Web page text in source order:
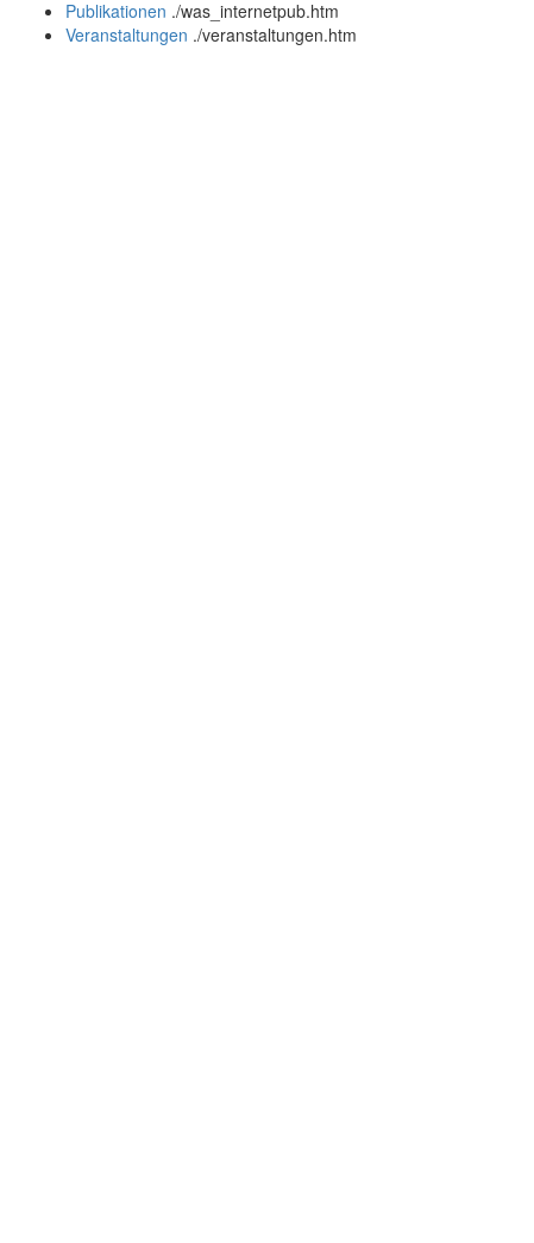
Publikationen ./was_internetpub.htm
Veranstaltungen ./veranstaltungen.htm